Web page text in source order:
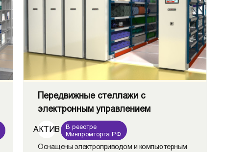
Передвижные стеллажи с
электронным управлением
АКТИВ
В реестре
Минпромторга РФ
Оснащены электроприводом и компьютерным